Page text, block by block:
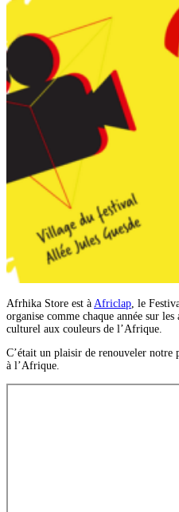
Afrhika Store est à Africlap , le
organise comme chaque année sur
culturel aux couleurs de l’Afrique.
C’était un plaisir de renouveler notre
à l’Afrique.